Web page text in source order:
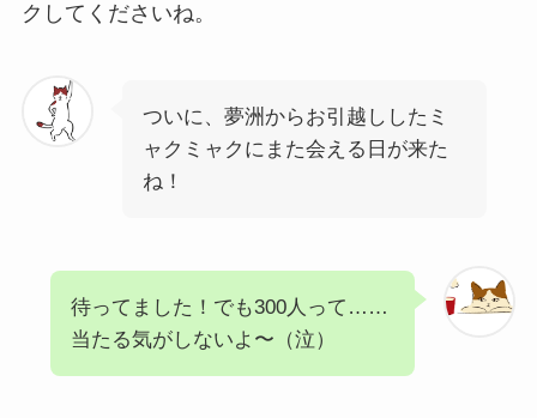
クしてくださいね。
ついに、夢洲からお引越ししたミ
ャクミャクにまた会える日が来た
ね！
待ってました！でも300人って……
当たる気がしないよ〜（泣）